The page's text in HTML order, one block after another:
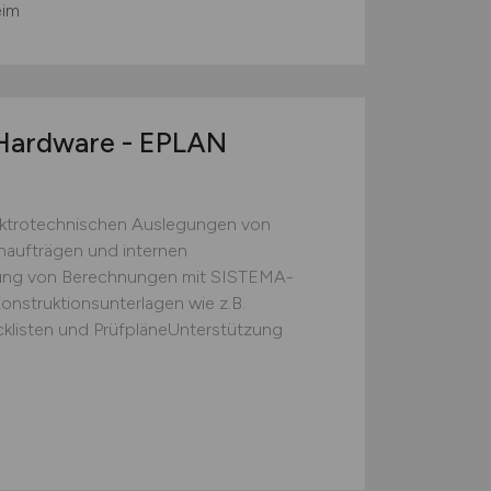
- EPLAN
Auslegungen von
und internen
von Berechnungen mit SISTEMA-
wie z.B.
und PrüfpläneUnterstützung